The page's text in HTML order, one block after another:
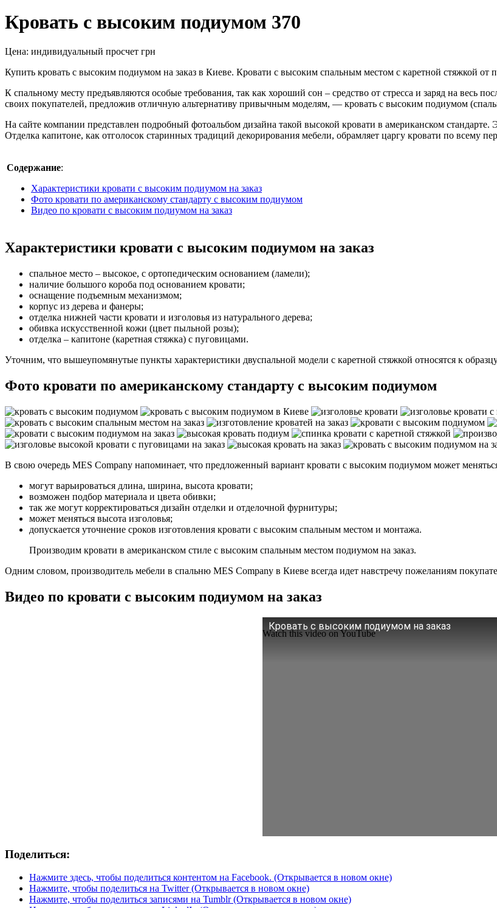
Кровать с высоким подиумом 370
Цена: индивидуальный просчет грн
Купить кровать с высоким подиумом на заказ в Киеве. Кровати с высоким спальным местом с каретной стяжкой от
К спальному месту предъявляются особые требования, так как хороший сон – средство от стресса и заряд на весь
своих покупателей, предложив отличную альтернативу привычным моделям, — кровать с высоким подиумом
На сайте компании представлен подробный фотоальбом дизайна такой высокой кровати в американском стандарте.
Отделка капитоне, как отголосок старинных традиций декорирования мебели, обрамляет царгу кровати по всему
Содержание:
Характеристики кровати с высоким подиумом на заказ
Фото кровати по американскому стандарту с высоким подиумом
Видео по кровати с высоким подиумом на заказ
Характеристики кровати с высоким подиумом на заказ
спальное место – высокое, с ортопедическим основанием (ламели);
наличие большого короба под основанием кровати;
оснащение подъемным механизмом;
корпус из дерева и фанеры;
отделка нижней части кровати и изголовья из натурального дерева;
обивка искусственной кожи (цвет пыльной розы);
отделка – капитоне (каретная стяжка) с пуговицами.
Уточним, что вышеупомянутые пункты характеристики двуспальной модели с каретной стяжкой относятся к
Фото кровати по американскому стандарту с высоким подиумом
В свою очередь MES Company напоминает, что предложенный вариант кровати с высоким подиумом может
могут варьироваться длина, ширина, высота кровати;
возможен подбор материала и цвета обивки;
так же могут корректироваться дизайн отделки и отделочной фурнитуры;
может меняться высота изголовья;
допускается уточнение сроков изготовления кровати с высоким спальным местом и монтажа.
Производим кровати в американском стиле с высоким спальным местом подиумом на заказ.
Одним словом, производитель мебели в спальню MES Company в Киеве всегда идет навстречу пожеланиям
Видео по кровати с высоким подиумом на заказ
Кровать с высоким подиумом на заказ
Watch this video on YouTube
Поделиться:
Нажмите здесь, чтобы поделиться контентом на Facebook. (Открывается в новом окне)
Нажмите, чтобы поделиться на Twitter (Открывается в новом окне)
Нажмите, чтобы поделиться записями на Tumblr (Открывается в новом окне)